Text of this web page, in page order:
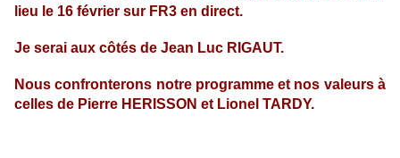
lieu le 16 février sur FR3 en direct.
Je serai aux côtés de Jean Luc RIGAUT.
Nous confronterons notre programme et nos valeurs à
celles de Pierre HERISSON et Lionel TARDY.